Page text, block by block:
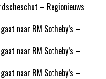
– Regionieuws
naar RM Sotheby’s –
naar RM Sotheby’s –
naar RM Sotheby’s –